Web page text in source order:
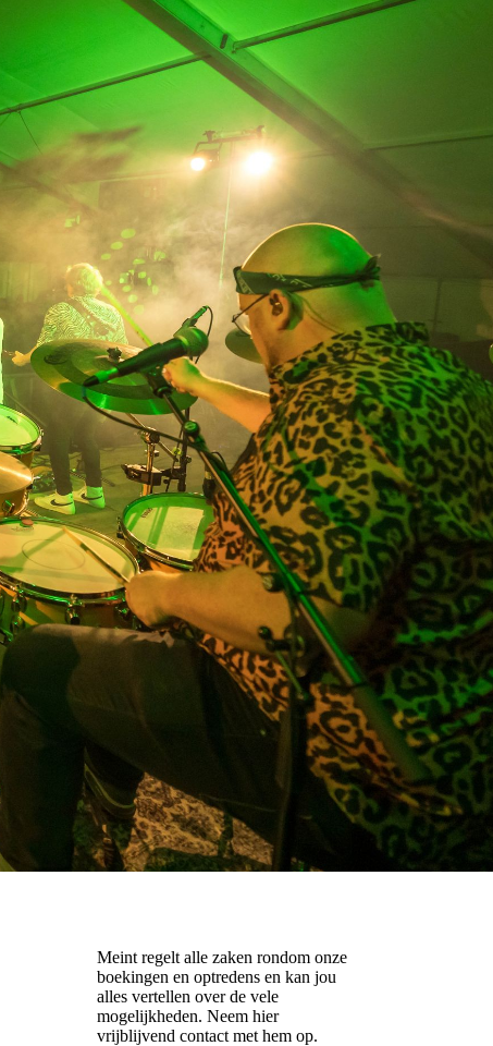
Meint regelt alle zaken rondom onze
boekingen en optredens en kan jou
alles vertellen over de vele
mogelijkheden. Neem hier
vrijblijvend contact met hem op.